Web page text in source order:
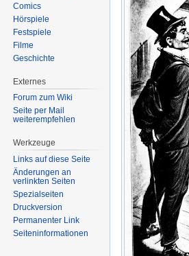
Comics
Hörspiele
Festspiele
Filme
Geschichte
Externes
Forum zum Wiki
Seite per Mail
weiterempfehlen
Werkzeuge
Links auf diese Seite
Änderungen an
verlinkten Seiten
Spezialseiten
Druckversion
Permanenter Link
Seiten­informationen